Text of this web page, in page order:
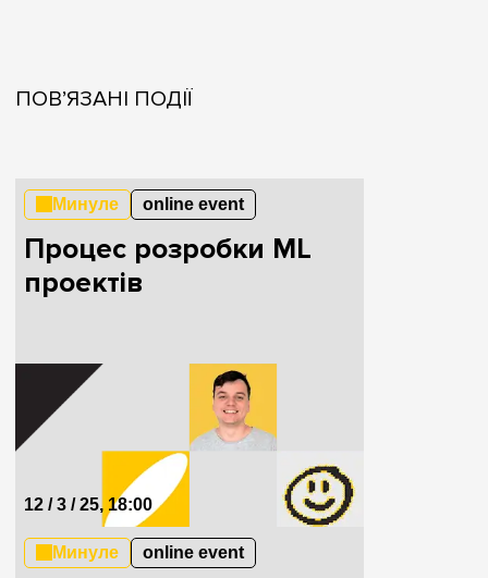
ПОВ’ЯЗАНІ ПОДІЇ
Минуле online event
Процес розробки ML
проектів
12 / 3 / 25, 18:00
Минуле online event